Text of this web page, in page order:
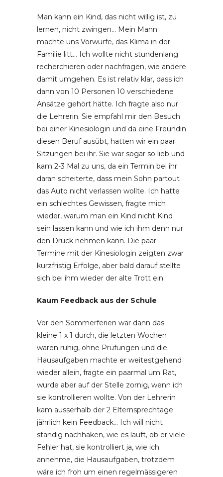
Man kann ein Kind, das nicht willig ist, zu
lernen, nicht zwingen… Mein Mann
machte uns Vorwürfe, das Klima in der
Familie litt… Ich wollte nicht stundenlang
recherchieren oder nachfragen, wie andere
damit umgehen. Es ist relativ klar, dass ich
dann von 10 Personen 10 verschiedene
Ansätze gehört hätte. Ich fragte also nur
die Lehrerin. Sie empfahl mir den Besuch
bei einer Kinesiologin und da eine Freundin
diesen Beruf ausübt, hatten wir ein paar
Sitzungen bei ihr. Sie war sogar so lieb und
kam 2-3 Mal zu uns, da ein Termin bei ihr
daran scheiterte, dass mein Sohn partout
das Auto nicht verlassen wollte. Ich hatte
ein schlechtes Gewissen, fragte mich
wieder, warum man ein Kind nicht Kind
sein lassen kann und wie ich ihm denn nur
den Druck nehmen kann. Die paar
Termine mit der Kinesiologin zeigten zwar
kurzfristig Erfolge, aber bald darauf stellte
sich bei ihm wieder der alte Trott ein.
Kaum Feedback aus der Schule
Vor den Sommerferien war dann das
kleine 1 x 1 durch, die letzten Wochen
waren ruhig, ohne Prüfungen und die
Hausaufgaben machte er weitestgehend
wieder allein, fragte ein paarmal um Rat,
wurde aber auf der Stelle zornig, wenn ich
sie kontrollieren wollte. Von der Lehrerin
kam ausserhalb der 2 Elternsprechtage
jährlich kein Feedback… Ich will nicht
ständig nachhaken, wie es läuft, ob er viele
Fehler hat, sie kontrolliert ja, wie ich
annehme, die Hausaufgaben, trotzdem
wäre ich froh um einen regelmässigeren